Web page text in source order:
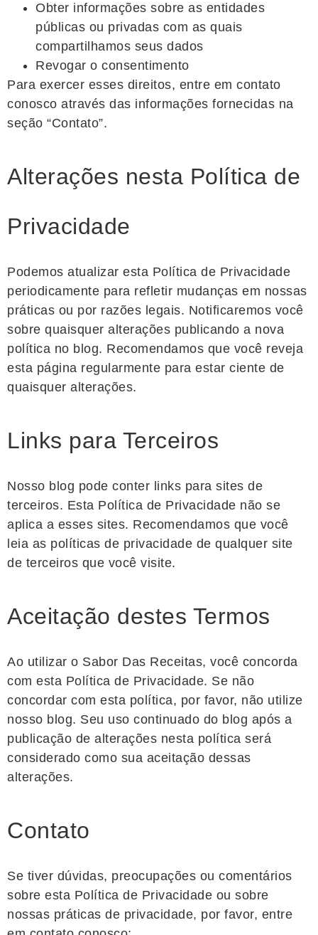
Obter informações sobre as entidades
públicas ou privadas com as quais
compartilhamos seus dados
Revogar o consentimento
Para exercer esses direitos, entre em contato
conosco através das informações fornecidas na
seção “Contato”.
Alterações nesta Política de
Privacidade
Podemos atualizar esta Política de Privacidade
periodicamente para refletir mudanças em nossas
práticas ou por razões legais. Notificaremos você
sobre quaisquer alterações publicando a nova
política no blog. Recomendamos que você reveja
esta página regularmente para estar ciente de
quaisquer alterações.
Links para Terceiros
Nosso blog pode conter links para sites de
terceiros. Esta Política de Privacidade não se
aplica a esses sites. Recomendamos que você
leia as políticas de privacidade de qualquer site
de terceiros que você visite.
Aceitação destes Termos
Ao utilizar o Sabor Das Receitas, você concorda
com esta Política de Privacidade. Se não
concordar com esta política, por favor, não utilize
nosso blog. Seu uso continuado do blog após a
publicação de alterações nesta política será
considerado como sua aceitação dessas
alterações.
Contato
Se tiver dúvidas, preocupações ou comentários
sobre esta Política de Privacidade ou sobre
nossas práticas de privacidade, por favor, entre